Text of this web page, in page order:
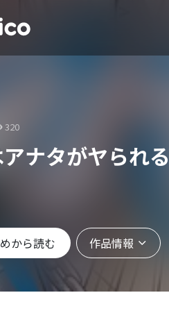
320
ナタがヤられる
から読む 作品情報